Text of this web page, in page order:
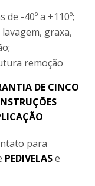
-40º a +110º;
graxa,
remoção
DE CINCO
para
PEDIVELASe